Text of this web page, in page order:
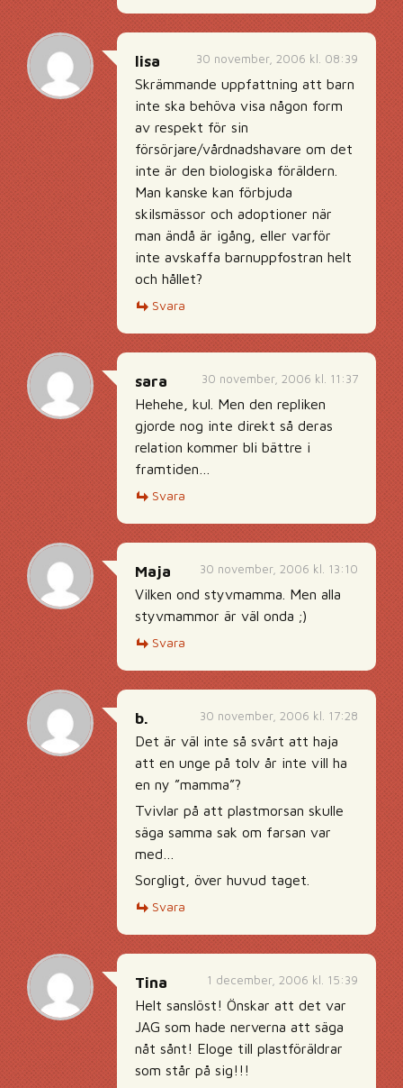
30 november, 2006 kl. 08:39
lisa
Skrämmande uppfattning att barn
inte ska behöva visa någon form
av respekt för sin
försörjare/vårdnadshavare om det
inte är den biologiska föräldern.
Man kanske kan förbjuda
skilsmässor och adoptioner när
man ändå är igång, eller varför
inte avskaffa barnuppfostran helt
och hållet?
Svara
30 november, 2006 kl. 11:37
sara
Hehehe, kul. Men den repliken
gjorde nog inte direkt så deras
relation kommer bli bättre i
framtiden…
Svara
30 november, 2006 kl. 13:10
Maja
Vilken ond styvmamma. Men alla
styvmammor är väl onda ;)
Svara
30 november, 2006 kl. 17:28
b.
Det är väl inte så svårt att haja
att en unge på tolv år inte vill ha
en ny ”mamma”?
Tvivlar på att plastmorsan skulle
säga samma sak om farsan var
med…
Sorgligt, över huvud taget.
Svara
1 december, 2006 kl. 15:39
Tina
Helt sanslöst! Önskar att det var
JAG som hade nerverna att säga
nåt sånt! Eloge till plastföräldrar
som står på sig!!!